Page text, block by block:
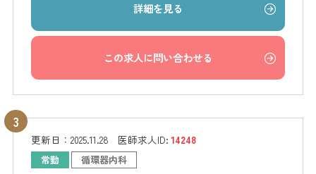
詳細を見る
この求人に問い合わせる
更新日： 2025.11.28 医師求人ID:14248
常勤 循環器内科